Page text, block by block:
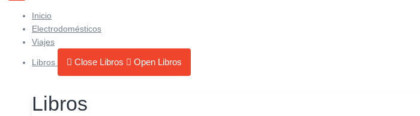
Inicio
Electrodomésticos
Viajes
Libros Close Libros Open Libros
Libros